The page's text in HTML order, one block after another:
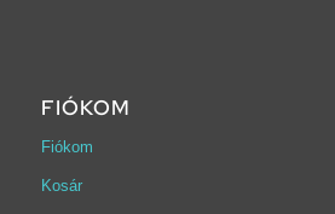
FIÓKOM
Fiókom
Kosár